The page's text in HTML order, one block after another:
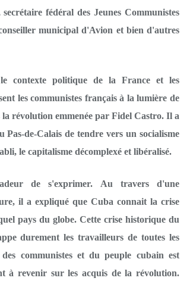
fédéral des Jeunes Communistes
municipal d'Avion et bien d'autres
contexte politique de la France et les
les communistes français à la lumière de
révolution emmenée par Fidel Castro. Il a
de-Calais de tendre vers un socialisme
le capitalisme décomplexé et libéralisé.
de s'exprimer. Au travers d'une
il a expliqué que Cuba connait la crise
pays du globe. Cette crise historique du
durement les travailleurs de toutes les
communistes et du peuple cubain est
à revenir sur les acquis de la révolution.